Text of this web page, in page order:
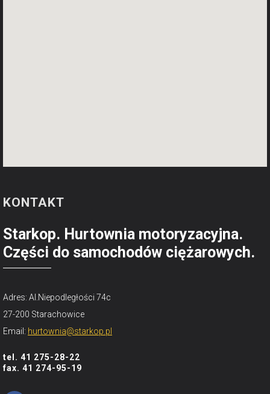
KONTAKT
Starkop. Hurtownia motoryzacyjna.
Części do samochodów ciężarowych.
Adres: Al.Niepodległości 74c
27-200 Starachowice
Email: hurtownia@starkop.pl
tel. 41 275-28-22
fax. 41 274-95-19